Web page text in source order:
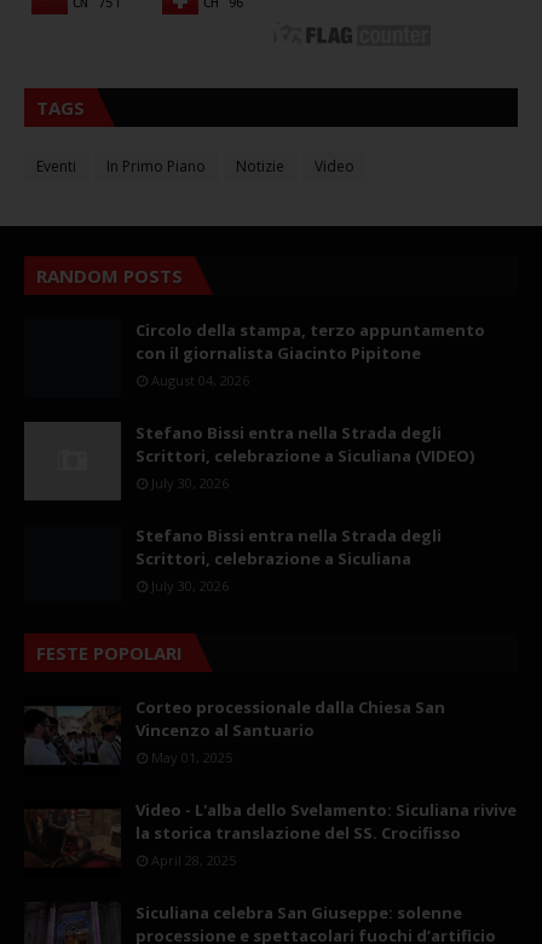
TAGS
Eventi In Primo Piano Notizie Video
RANDOM POSTS
Circolo della stampa, terzo appuntamento
con il giornalista Giacinto Pipitone
August 04, 2026
Stefano Bissi entra nella Strada degli
Scrittori, celebrazione a Siculiana (VIDEO)
July 30, 2026
Stefano Bissi entra nella Strada degli
Scrittori, celebrazione a Siculiana
July 30, 2026
FESTE POPOLARI
Corteo processionale dalla Chiesa San
Vincenzo al Santuario
May 01, 2025
Video - L'alba dello Svelamento: Siculiana rivive
la storica translazione del SS. Crocifisso
April 28, 2025
Siculiana celebra San Giuseppe: solenne
processione e spettacolari fuochi d’artificio